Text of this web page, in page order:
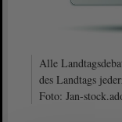
Alle
des Landtags
Foto: Jan-